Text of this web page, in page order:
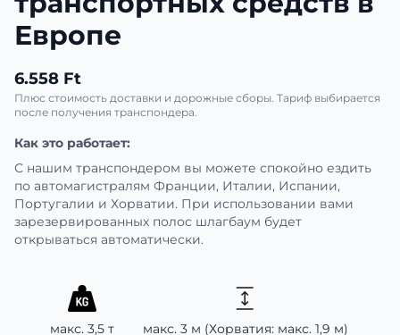
Европе
6.558 Ft
Плюс стоимость доставки и дорожные сборы. Тариф выбирается
после получения транспондера.
Как это работает:
С нашим транспондером вы можете спокойно ездить
по автомагистралям Франции, Италии, Испании,
Португалии и Хорватии. При использовании вами
зарезервированных полос шлагбаум будет
открываться автоматически.
макс. 3,5 т макс. 3 м (Хорватия: макс. 1,9 м)